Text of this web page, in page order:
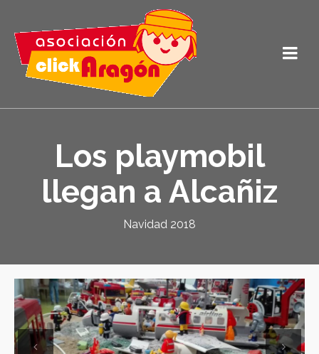
Los playmobil
llegan a Alcañiz
Navidad 2018